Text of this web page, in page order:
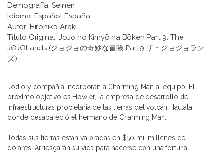
Demografía: Seinen
Idioma: Español España
Autor: Hirohiko Araki
Título Original: JoJo no Kimyō na Bōken Part 9: The
JOJOLands (ジョジョの奇妙な冒険 Part9 ザ・ジョジョラン
ズ)
Jodio y compañía incorporan a Charming Man al equipo. El
próximo objetivo es Howler, la empresa de desarrollo de
infraestructuras propietaria de las tierras del volcán Haulalai
donde desapareció el hermano de Charming Man.
Todas sus tierras están valoradas en $50 mil millones de
dólares. Arriesgarán su vida para hacerse con una fortuna!